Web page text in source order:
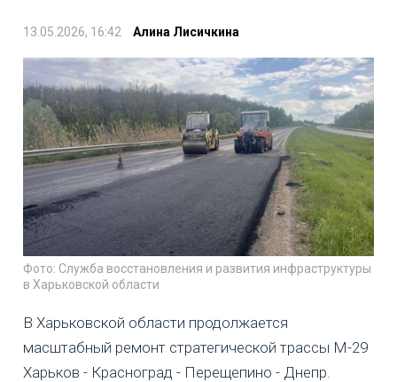
13.05.2026, 16:42 Алина Лисичкина
Фото: Служба восстановления и развития инфраструктуры
в Харьковской области
В Харьковской области продолжается
масштабный ремонт стратегической трассы М-29
Харьков - Красноград - Перещепино - Днепр.